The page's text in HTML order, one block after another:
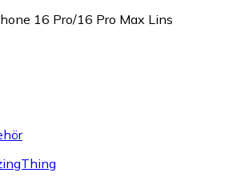
16 Pro/16 Pro Max Lins